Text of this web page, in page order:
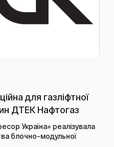
для газліфтної
ДТЕК Нафтогаз
Україна» реалізувала
блочно-модульної